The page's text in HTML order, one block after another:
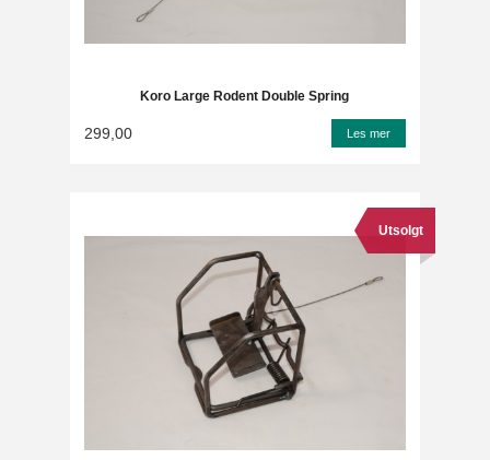
Koro Large Rodent Double Spring
299,00 Les mer
Utsolgt